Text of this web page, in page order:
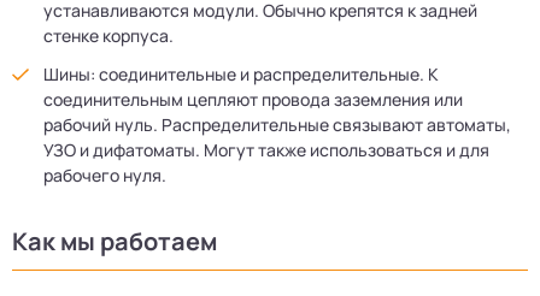
устанавливаются модули. Обычно крепятся к задней
стенке корпуса.
Шины: соединительные и распределительные. К
соединительным цепляют провода заземления или
рабочий нуль. Распределительные связывают автоматы,
УЗО и дифатоматы. Могут также использоваться и для
рабочего нуля.
Как мы работаем